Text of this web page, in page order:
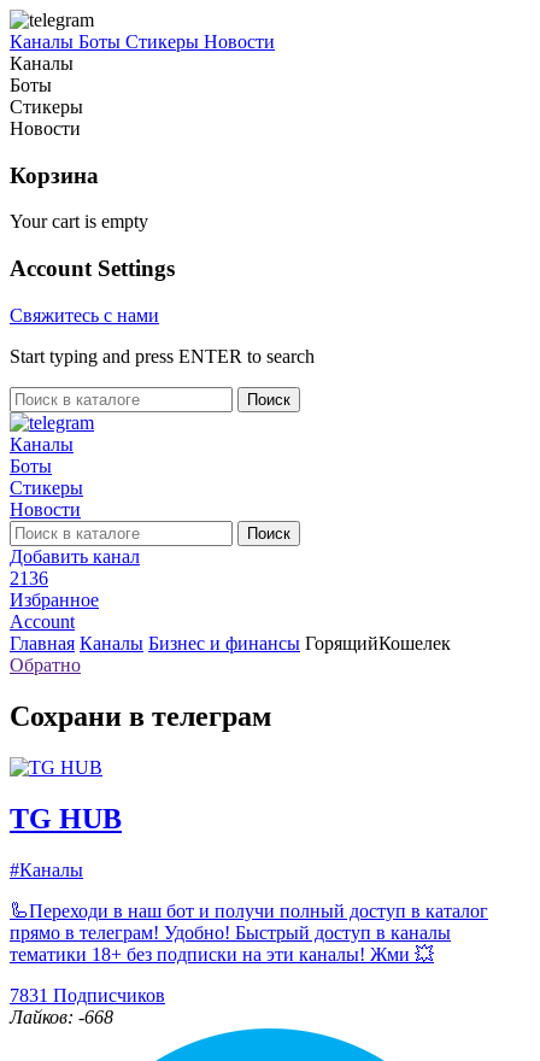
Каналы Боты Стикеры Новости
Каналы
Боты
Стикеры
Новости
Корзина
Your cart is empty
Account Settings
Свяжитесь с нами
Start typing and press ENTER to search
Поиск
Каналы
Боты
Стикеры
Новости
Поиск
Добавить канал
2136
Избранное
Account
Главная Каналы Бизнес и финансы ГорящийКошелек
Обратно
Сохрани в телеграм
TG HUB
#Каналы
🦾Переходи в наш бот и получи полный доступ в каталог
прямо в телеграм! Удобно! Быстрый доступ в каналы
тематики 18+ без подписки на эти каналы! Жми 💥
7831 Подписчиков
Лайков: -668